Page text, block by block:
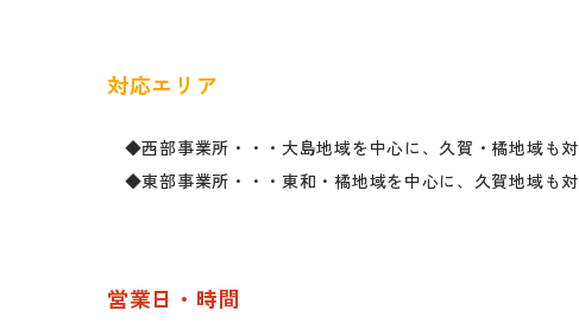
対応エリア
◆西部事業所・・・大島地域を中心に、久賀・橘地域も対
◆東部事業所・・・東和・橘地域を中心に、久賀地域も対
営業日・時間